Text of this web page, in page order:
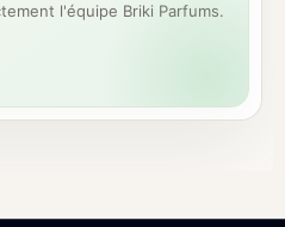
l'équipe Briki Parfums.